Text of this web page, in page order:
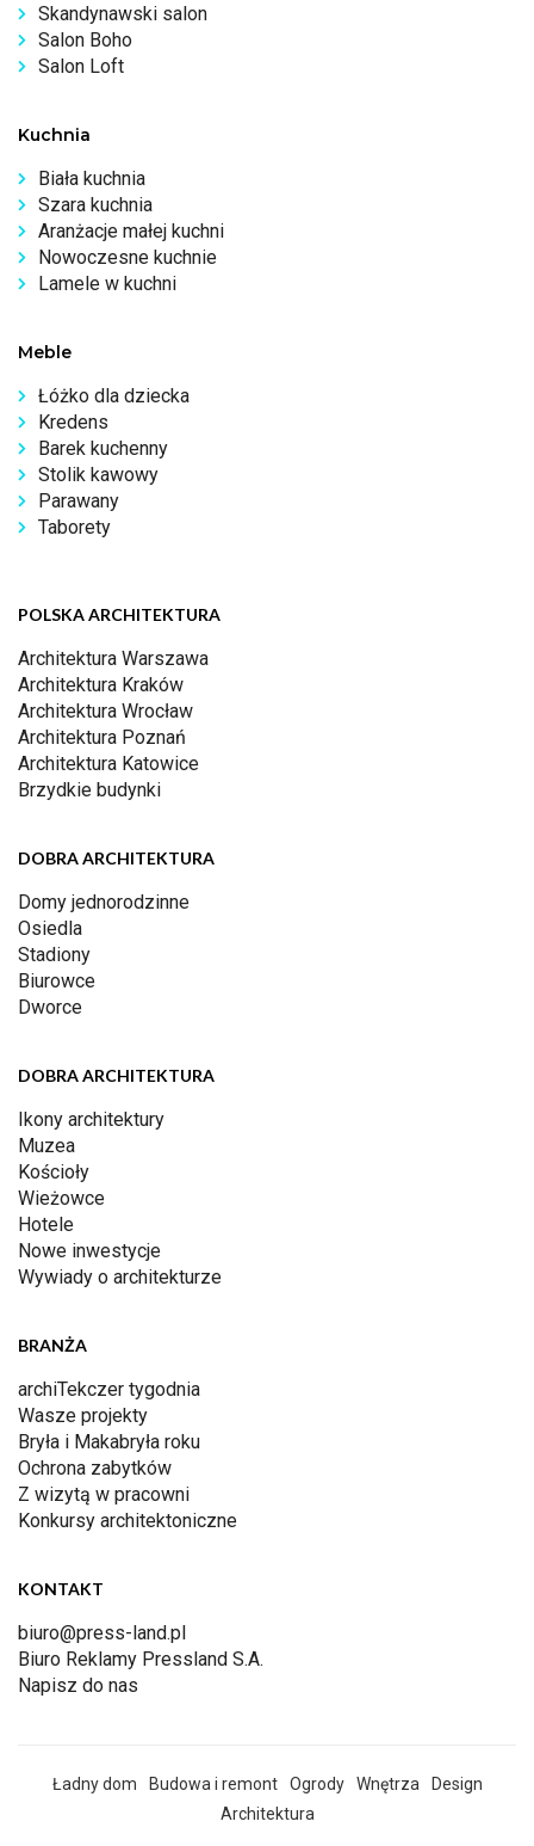
Skandynawski salon
Salon Boho
Salon Loft
Kuchnia
Biała kuchnia
Szara kuchnia
Aranżacje małej kuchni
Nowoczesne kuchnie
Lamele w kuchni
Meble
Łóżko dla dziecka
Kredens
Barek kuchenny
Stolik kawowy
Parawany
Taborety
POLSKA ARCHITEKTURA
Architektura Warszawa
Architektura Kraków
Architektura Wrocław
Architektura Poznań
Architektura Katowice
Brzydkie budynki
DOBRA ARCHITEKTURA
Domy jednorodzinne
Osiedla
Stadiony
Biurowce
Dworce
DOBRA ARCHITEKTURA
Ikony architektury
Muzea
Kościoły
Wieżowce
Hotele
Nowe inwestycje
Wywiady o architekturze
BRANŻA
archiTekczer tygodnia
Wasze projekty
Bryła i Makabryła roku
Ochrona zabytków
Z wizytą w pracowni
Konkursy architektoniczne
KONTAKT
biuro@press-land.pl
Biuro Reklamy Pressland S.A.
Napisz do nas
Ładny dom Budowa i remont Ogrody Wnętrza
Design
Architektura